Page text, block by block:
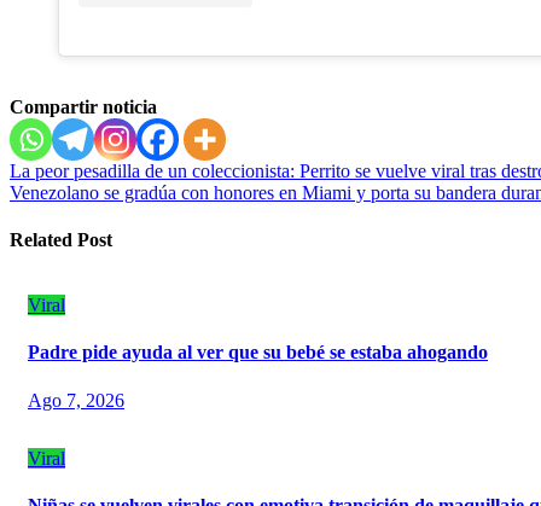
Compartir noticia
Navegación
de
entradas
La peor pesadilla de un coleccionista: Perrito se vuelve viral tras
Venezolano se gradúa con honores en Miami y porta su bandera
Related Post
Viral
Padre pide ayuda al ver que su bebé se estaba ahogando
Ago 7, 2026
Viral